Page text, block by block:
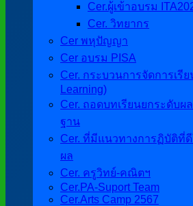
Cer.ผู้เข้าอบรม
Cer. วิทยากร
Cer พหุปัญญา
Cer อบรม PISA
Cer. กระบวนการจัดการเรีย
Learning)
Cer. ถอดบทเรียนยกระดับผ
ฐาน
Cer. ที่มีแนวทางการฏิบัติที่
ผล
Cer. ครูวิทย์-คณิตฯ
Cer.PA-Suport Team
Cer.Arts Camp 2567